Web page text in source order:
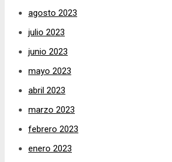
agosto 2023
julio 2023
junio 2023
mayo 2023
abril 2023
marzo 2023
febrero 2023
enero 2023